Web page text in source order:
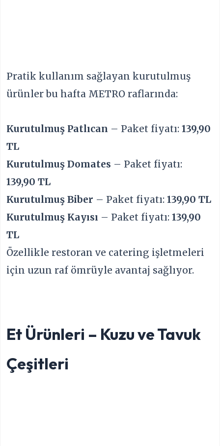
Pratik kullanım sağlayan kurutulmuş
ürünler bu hafta METRO raflarında:
Kurutulmuş Patlıcan – Paket fiyatı:139,90
TL
Kurutulmuş Domates – Paket fiyatı:
139,90 TL
Kurutulmuş Biber – Paket fiyatı:139,90 TL
Kurutulmuş Kayısı – Paket fiyatı:139,90
TL
Özellikle restoran ve catering işletmeleri
için uzun raf ömrüyle avantaj sağlıyor.
Et Ürünleri – Kuzu ve Tavuk
Çeşitleri